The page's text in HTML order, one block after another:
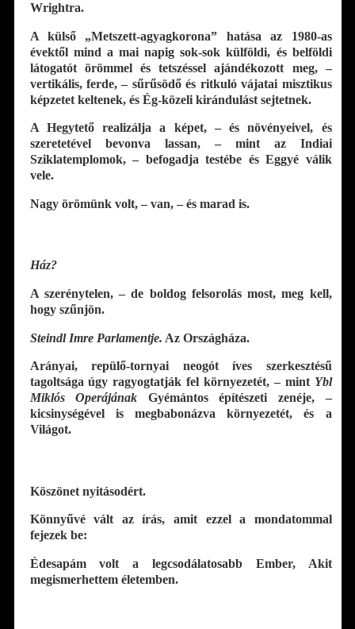
Wrightra.
A külső „Metszett-agyagkorona” hatása az 1980-as
évektől mind a mai napig sok-sok külföldi, és belföldi
látogatót örömmel és tetszéssel ajándékozott meg, –
vertikális, ferde, – sűrűsödő és ritkuló vájatai misztikus
képzetet keltenek, és Ég-közeli kirándulást sejtetnek.
A Hegytető realizálja a képet, – és növényeivel, és
szeretetével bevonva lassan, – mint az Indiai
Sziklatemplomok, – befogadja testébe és Eggyé válik
vele.
Nagy örömünk volt, – van, – és marad is.
Ház?
A szerénytelen, – de boldog felsorolás most, meg kell,
hogy szűnjön.
Steindl Imre Parlamentje. Az Országháza.
Arányai, repülő-tornyai neogót íves szerkesztésű
tagoltsága úgy ragyogtatják fel környezetét, – mint Ybl
Miklós Operájának Gyémántos építészeti zenéje, –
kicsinységével is megbabonázva környezetét, és a
Világot.
Köszönet nyitásodért.
Könnyűvé vált az írás, amit ezzel a mondatommal
fejezek be:
Édesapám volt a legcsodálatosabb Ember, Akit
megismerhettem életemben.